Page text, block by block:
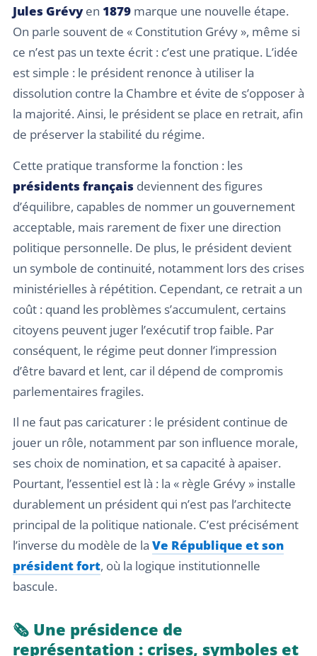
Jules Grévyen 1879 marque une nouvelle étape.
On parle souvent de « Constitution Grévy », même si
ce n’est pas un texte écrit : c’est une pratique. L’idée
est simple : le président renonce à utiliser la
dissolution contre la Chambre et évite de s’opposer à
la majorité. Ainsi, le président se place en retrait, afin
de préserver la stabilité du régime.
Cette pratique transforme la fonction : les
présidents français deviennent des figures
d’équilibre, capables de nommer un gouvernement
acceptable, mais rarement de fixer une direction
politique personnelle. De plus, le président devient
un symbole de continuité, notamment lors des crises
ministérielles à répétition. Cependant, ce retrait a un
coût : quand les problèmes s’accumulent, certains
citoyens peuvent juger l’exécutif trop faible. Par
conséquent, le régime peut donner l’impression
d’être bavard et lent, car il dépend de compromis
parlementaires fragiles.
Il ne faut pas caricaturer : le président continue de
jouer un rôle, notamment par son influence morale,
ses choix de nomination, et sa capacité à apaiser.
Pourtant, l’essentiel est là : la « règle Grévy » installe
durablement un président qui n’est pas l’architecte
principal de la politique nationale. C’est précisément
l’inverse du modèle de la Ve République et son
président fort, où la logique institutionnelle
bascule.
🗞️ Une présidence de
représentation : crises, symboles et